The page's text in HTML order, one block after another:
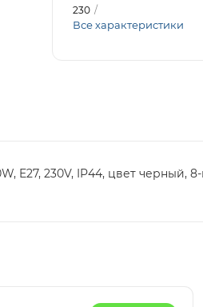
230
Все характеристики
E27, 230V, IP44, цвет черный,